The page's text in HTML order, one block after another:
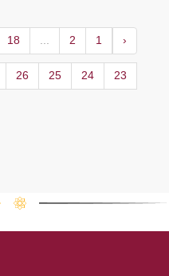
‹
1
2
...
18
23
24
25
26